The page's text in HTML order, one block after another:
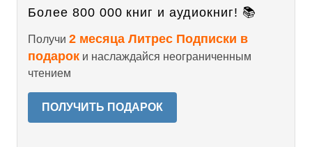
Более 800 000 книг и аудиокниг! 📚
Получи 2 месяца Литрес Подписки в
подарок и наслаждайся неограниченным
чтением
ПОЛУЧИТЬ ПОДАРОК